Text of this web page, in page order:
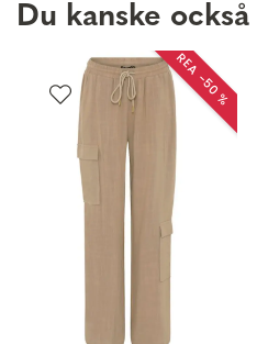
Du kanske
REA −50 %